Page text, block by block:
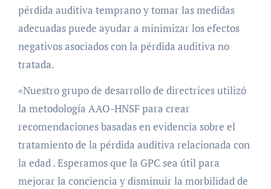
pérdida auditiva temprano y tomar las medidas
adecuadas puede ayudar a minimizar los efectos
negativos asociados con la pérdida auditiva no
tratada.
«Nuestro grupo de desarrollo de directrices utilizó
la metodología AAO-HNSF para crear
recomendaciones basadas en evidencia sobre el
tratamiento de la pérdida auditiva relacionada con
la edad . Esperamos que la GPC sea útil para
mejorar la conciencia y disminuir la morbilidad de